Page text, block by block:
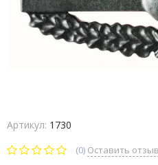
Артикул: 1730
(0) Оставить отзыв